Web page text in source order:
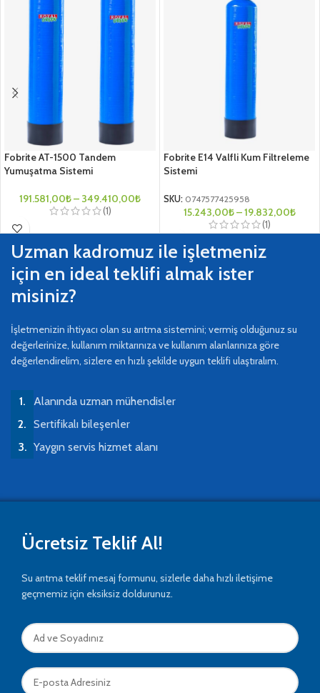
Fobrite AT-1500 Tandem
Yumuşatma Sistemi
191.581,00₺– 349.410,00₺
(1)
Fobrite E14 Valfli Kum Filtreleme
Sistemi
SKU: 0747577425958
15.243,00₺–19.832,00₺
(1)
Uzman kadromuz ile işletmeniz
için en ideal teklifi almak ister
misiniz?
İşletmenizin ihtiyacı olan su arıtma sistemini; vermiş olduğunuz su
değerlerinize, kullanım miktarınıza ve kullanım alanlarınıza göre
değerlendirelim, sizlere en hızlı şekilde uygun teklifi ulaştıralım.
Alanında uzman mühendisler
Sertifikalı bileşenler
Yaygın servis hizmet alanı
Ücretsiz Teklif Al!
Su arıtma teklif mesaj formunu, sizlerle daha hızlı iletişime
geçmemiz için eksiksiz doldurunuz.